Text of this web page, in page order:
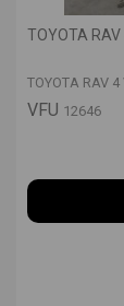
TOYOTA
TOYOTA RAV
VFU 12646